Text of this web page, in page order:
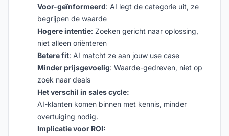
Voor-geïnformeerd: AI legt de categorie uit, ze
begrijpen de waarde
Hogere intentie: Zoeken gericht naar oplossing,
niet alleen oriënteren
Betere fit: AI matcht ze aan jouw use case
Minder prijsgevoelig: Waarde-gedreven, niet op
zoek naar deals
Het verschil in sales cycle:
AI-klanten komen binnen met kennis, minder
overtuiging nodig.
Implicatie voor ROI: